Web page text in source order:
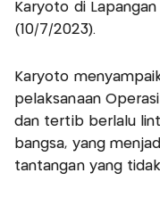
Karyoto di
(10/7/2023).
Karyoto
pelaksanaan
dan tertib berlalu
bangsa, yang
tantangan yang